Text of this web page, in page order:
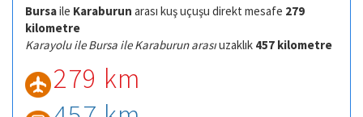
Bursaile Karaburun arası kuş uçuşu direkt mesafe 279
kilometre
Karayolu ile Bursa ile Karaburun arasıuzaklık 457 kilometre
279 km